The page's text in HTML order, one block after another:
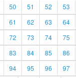
50 51 52 53
61 62 63 64
72 73 74 75
83 84 85 86
94 95 96 97